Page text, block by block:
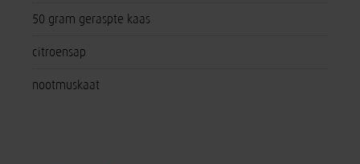
50 gram geraspte kaas
citroensap
nootmuskaat